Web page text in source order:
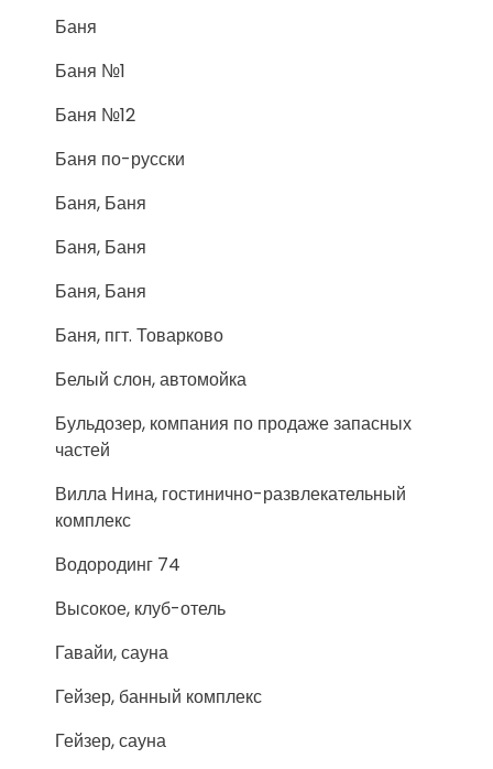
Баня
Баня №1
Баня №12
Баня по-русски
Баня, Баня
Баня, Баня
Баня, Баня
Баня, пгт. Товарково
Белый слон, автомойка
Бульдозер, компания по продаже запасных
частей
Вилла Нина, гостинично-развлекательный
комплекс
Водородинг 74
Высокое, клуб-отель
Гавайи, сауна
Гейзер, банный комплекс
Гейзер, сауна